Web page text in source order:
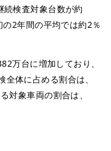
検査対象台数が約
2年間の平均では約2％
万台に増加しており、
体に占める割合は、
対象車両の割合は、